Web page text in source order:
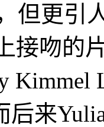
但更引
接吻的
后来